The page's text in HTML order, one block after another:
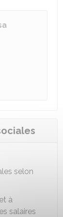
selon
à
salaires